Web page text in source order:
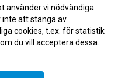
använder vi nödvändiga
att stänga av.
cookies, t.ex. för statistik
du vill acceptera dessa.